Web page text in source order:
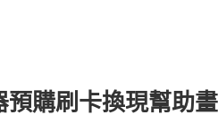
購刷卡換現幫助